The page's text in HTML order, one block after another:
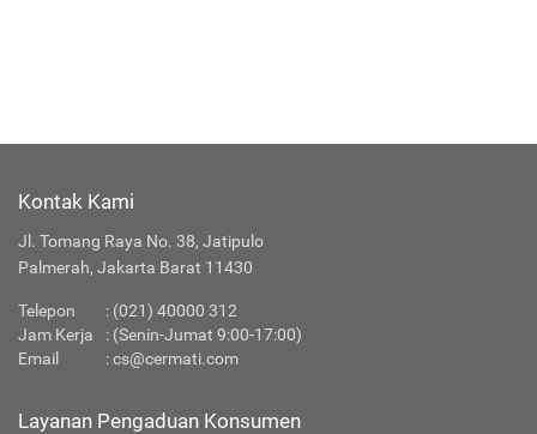
Kontak Kami
Jl. Tomang Raya No. 38, Jatipulo
Palmerah, Jakarta Barat 11430
Telepon : (021) 40000 312
Jam Kerja
: (Senin-Jumat 9:00-17:00)
Email
:cs@cermati.com
Layanan Pengaduan Konsumen